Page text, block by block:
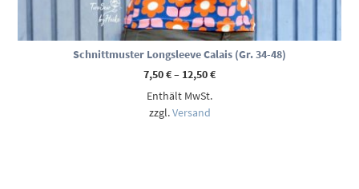
Schnittmuster Longsleeve Calais (Gr. 34-48)
7,50€– 12,50€Preisspanne:
Enthält MwSt.
zzgl.Versand